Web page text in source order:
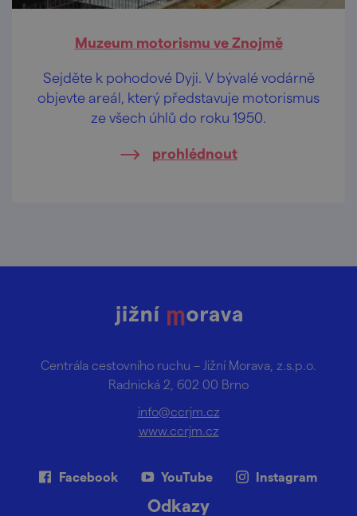
Muzeum motorismu ve Znojmě
Sejděte k pohodové Dyji. V bývalé vodárně
objevte areál, který představuje motorismus
ze všech úhlů do roku 1950.
prohlédnout
Centrála cestovního ruchu – Jižní Morava, z.s.p.o.
Radnická 2, 602 00 Brno
info@ccrjm.cz
www.ccrjm.cz
Facebook YouTube Instagram
Odkazy